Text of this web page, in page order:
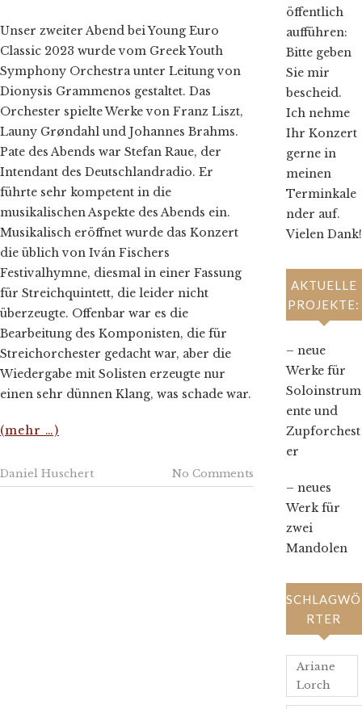
Unser zweiter Abend bei Young Euro
Classic 2023 wurde vom Greek Youth
Symphony Orchestra unter Leitung von
Dionysis Grammenos gestaltet. Das
Orchester spielte Werke von Franz Liszt,
Launy Grøndahl und Johannes Brahms.
Pate des Abends war Stefan Raue, der
Intendant des Deutschlandradio. Er
führte sehr kompetent in die
musikalischen Aspekte des Abends ein.
Musikalisch eröffnet wurde das Konzert
die üblich von Iván Fischers
Festivalhymne, diesmal in einer Fassung
für Streichquintett, die leider nicht
überzeugte. Offenbar war es die
Bearbeitung des Komponisten, die für
Streichorchester gedacht war, aber die
Wiedergabe mit Solisten erzeugte nur
einen sehr dünnen Klang, was schade war.
(mehr …)
Daniel Huschert No Comments
öffentlich
aufführen:
Bitte geben
Sie mir
bescheid.
Ich nehme
Ihr Konzert
gerne in
meinen
Terminkale
nder auf.
Vielen Dank!
AKTUELLE
PROJEKTE:
– neue
Werke für
Soloinstrum
ente und
Zupforchest
er
– neues
Werk für
zwei
Mandolen
SCHLAGWÖ
RTER
Ariane
Lorch